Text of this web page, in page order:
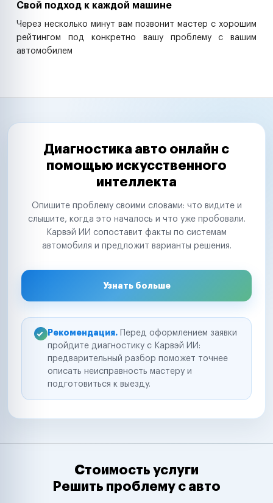
Свой подход к каждой машине
Через несколько минут вам позвонит мастер с хорошим
рейтингом под конкретно вашу проблему с вашим
автомобилем
Диагностика авто онлайн с
помощью искусственного
интеллекта
Опишите проблему своими словами: что видите и
слышите, когда это началось и что уже пробовали.
Карвэй ИИ сопоставит факты по системам
автомобиля и предложит варианты решения.
Узнать больше
Рекомендация. Перед оформлением заявки
пройдите диагностику с Карвэй ИИ:
предварительный разбор поможет точнее
описать неисправность мастеру и
подготовиться к выезду.
Стоимость услуги
Решить проблему с авто